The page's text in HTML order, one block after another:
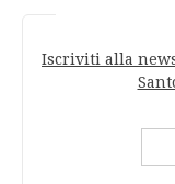
Iscriviti alla